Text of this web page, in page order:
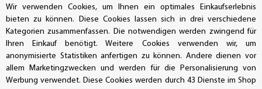
Wir verwenden Cookies, um Ihnen ein optimales Einkaufserlebnis
bieten zu können. Diese Cookies lassen sich in drei verschiedene
Kategorien zusammenfassen. Die notwendigen werden zwingend für
Ihren Einkauf benötigt. Weitere Cookies verwenden wir, um
anonymisierte Statistiken anfertigen zu können. Andere dienen vor
allem Marketingzwecken und werden für die Personalisierung von
Werbung verwendet. Diese Cookies werden durch 43 Dienste im Shop